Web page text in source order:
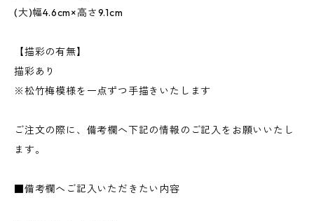
(大)幅4.6cm×高さ9.1cm
【描彩の有無】
描彩あり
※松竹梅模様を一点ずつ手描きいたします
ご注文の際に、備考欄へ下記の情報のご記入をお願いいたし
ます。
■備考欄へご記入いただきたい内容